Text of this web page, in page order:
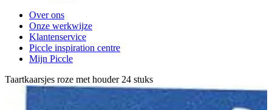
Over ons
Onze werkwijze
Klantenservice
Piccle inspiration centre
Mijn Piccle
Taartkaarsjes roze met houder 24 stuks